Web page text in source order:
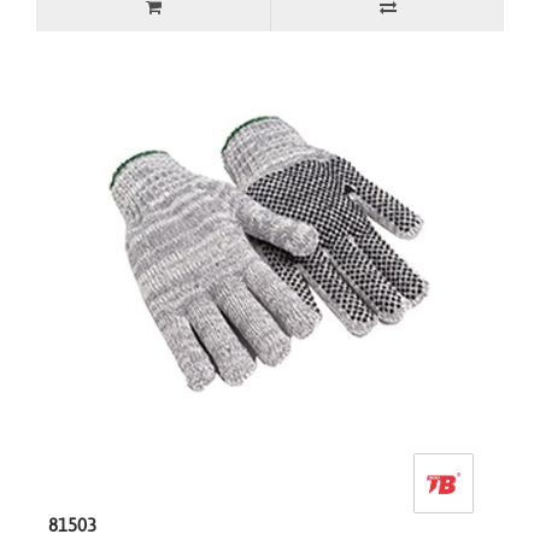
81503